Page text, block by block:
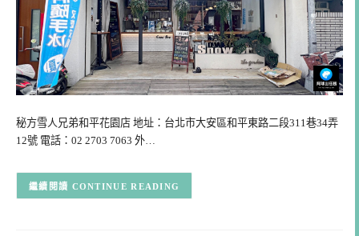
秘方雪人兄弟和平花園店 地址：台北市大安區和平東路二段311巷34弄
12號 電話：02 2703 7063 外…
CONTINUE READING